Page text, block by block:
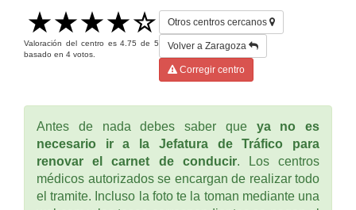
Valoración del centro es4.75 de5
basado en 4 votos.
Otros centros cercanos
Volver a Zaragoza
Corregir centro
Antes de nada debes saber que ya no es
necesario ir a la Jefatura de Tráfico para
renovar el carnet de conducir. Los centros
médicos autorizados se encargan de realizar todo
el tramite. Incluso la foto te la toman mediante una